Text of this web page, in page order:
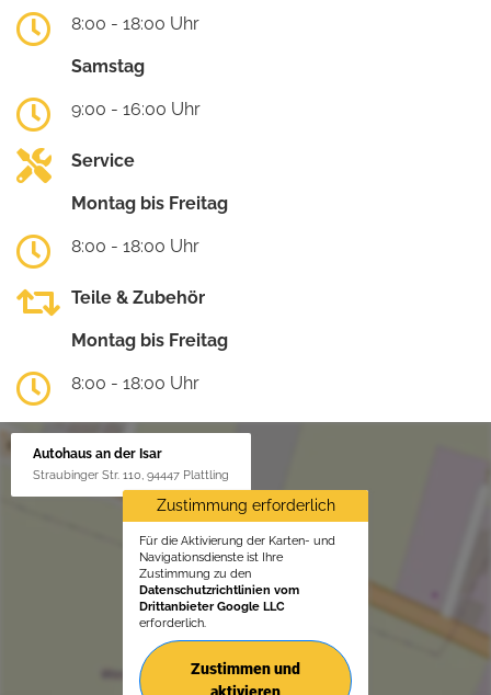
8:00 - 18:00 Uhr
Samstag
9:00 - 16:00 Uhr
Service
Montag bis Freitag
8:00 - 18:00 Uhr
Teile & Zubehör
Montag bis Freitag
8:00 - 18:00 Uhr
Autohaus an der Isar
Straubinger Str. 110, 94447 Plattling
Zustimmung erforderlich
Für die Aktivierung der Karten- und
Navigationsdienste ist Ihre
Zustimmung zu den
Datenschutzrichtlinien vom
Drittanbieter Google LLC
erforderlich.
Zustimmen und